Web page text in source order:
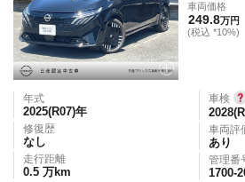
車両価格
249.8万円
(税込 *10%)
年式
2025(R07)年
修復歴
なし
走行距離
0.5 万km
車検
車両評
あり
管理番
1700-